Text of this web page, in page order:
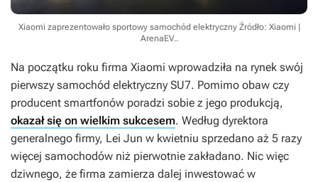
Xiaomi zaprezentowało sportowy samochód elektryczny Źródło: Xiaomi |
ArenaEV..
Na początku roku firma Xiaomi wprowadziła na rynek swój
pierwszy samochód elektryczny SU7. Pomimo obaw czy
producent smartfonów poradzi sobie z jego produkcją,
okazał się on wielkim sukcesem. Według dyrektora
generalnego firmy, Lei Jun w kwietniu sprzedano aż 5 razy
więcej samochodów niż pierwotnie zakładano. Nic więc
dziwnego, że firma zamierza dalej inwestować w